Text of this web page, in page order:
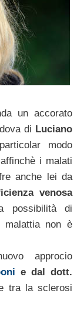
un accorato
di Luciano
modo
i malati
anche lei da
venosa
possibilità di
non è
approcio
e dal dott.
tra la sclerosi